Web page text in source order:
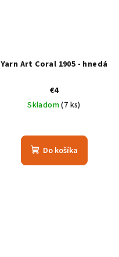
Yarn Art Coral 1905 - hnedá
€4
Skladom(7 ks)
Do košíka